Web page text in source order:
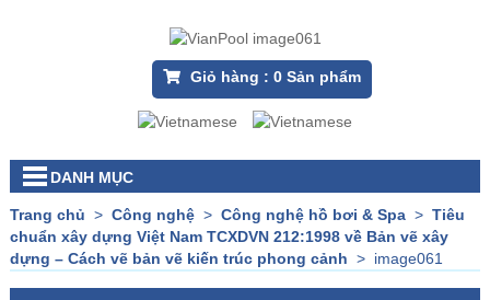
Giỏ hàng : 0Sản phẩm
DANH MỤC
Trang chủ > Công nghệ> Công nghệ hồ bơi & Spa> Tiêu
chuẩn xây dựng Việt Nam TCXDVN 212:1998 về Bản vẽ xây
dựng – Cách vẽ bản vẽ kiến trúc phong cảnh > image061